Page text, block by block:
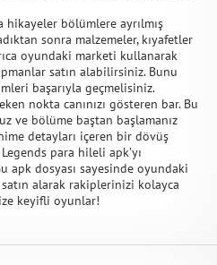
bölümlere ayrılmış
sonra malzemeler, kıyafetler
oyundaki marketi kullanarak
satın alabilirsiniz. Bunu
başarıyla geçmelisiniz.
nokta canınızı gösteren bar. Bu
ve bölüme baştan başlamanız
detayları içeren bir dövüş
para hileli apk’yı
dosyası sayesinde oyundaki
alarak rakiplerinizi kolayca
keyifli oyunlar!